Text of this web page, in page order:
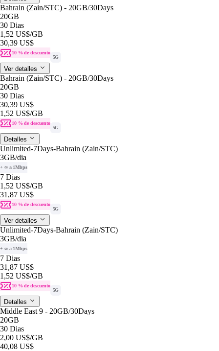
Bahrain (Zain/STC) - 20GB/30Days
20GB
30 Dias
1,52 US$/GB
30,39 US$
10 % de descuento
5G
Ver detalles
Bahrain (Zain/STC) - 20GB/30Days
20GB
30 Dias
30,39 US$
1,52 US$/GB
10 % de descuento
5G
Detalles
Unlimited-7Days-Bahrain (Zain/STC)
3GB/dia
+ ∞ a 1Mbps
7 Dias
1,52 US$/GB
31,87 US$
10 % de descuento
5G
Ver detalles
Unlimited-7Days-Bahrain (Zain/STC)
3GB/dia
+ ∞ a 1Mbps
7 Dias
31,87 US$
1,52 US$/GB
10 % de descuento
5G
Detalles
Middle East 9 - 20GB/30Days
20GB
30 Dias
2,00 US$/GB
40,08 US$